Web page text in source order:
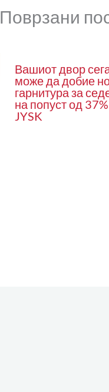
Поврзани
Вашиот двор
може да добие
гарнитура за
на попуст од
JYSK